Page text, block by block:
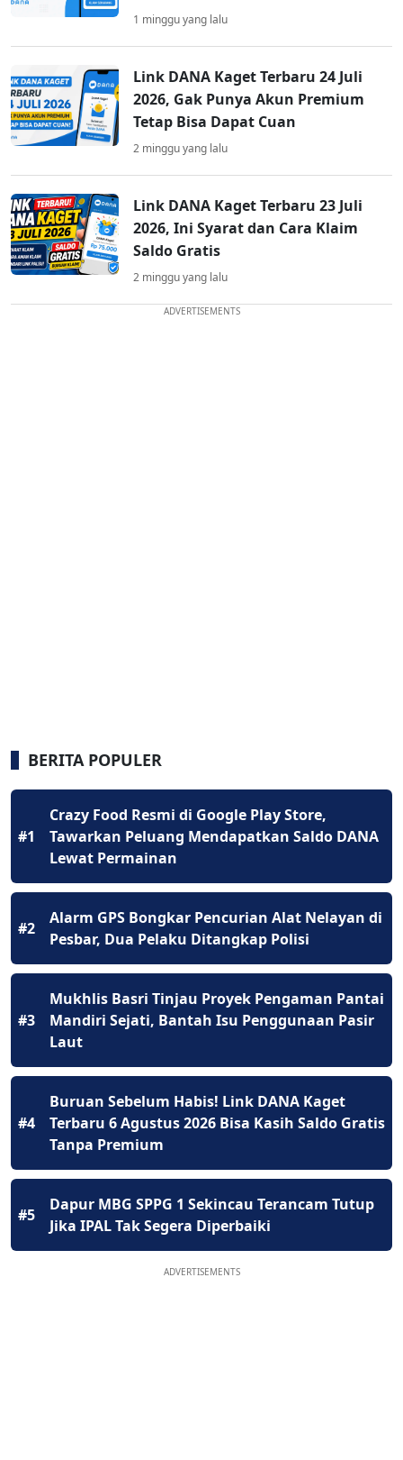
1 minggu yang lalu
Link DANA Kaget Terbaru 24 Juli
2026, Gak Punya Akun Premium
Tetap Bisa Dapat Cuan
2 minggu yang lalu
Link DANA Kaget Terbaru 23 Juli
2026, Ini Syarat dan Cara Klaim
Saldo Gratis
2 minggu yang lalu
ADVERTISEMENTS
BERITA POPULER
#1
Crazy Food Resmi di Google Play Store,
Tawarkan Peluang Mendapatkan Saldo DANA
Lewat Permainan
#2
Alarm GPS Bongkar Pencurian Alat Nelayan di
Pesbar, Dua Pelaku Ditangkap Polisi
#3
Mukhlis Basri Tinjau Proyek Pengaman Pantai
Mandiri Sejati, Bantah Isu Penggunaan Pasir
Laut
#4
Buruan Sebelum Habis! Link DANA Kaget
Terbaru 6 Agustus 2026 Bisa Kasih Saldo Gratis
Tanpa Premium
#5
Dapur MBG SPPG 1 Sekincau Terancam Tutup
Jika IPAL Tak Segera Diperbaiki
ADVERTISEMENTS